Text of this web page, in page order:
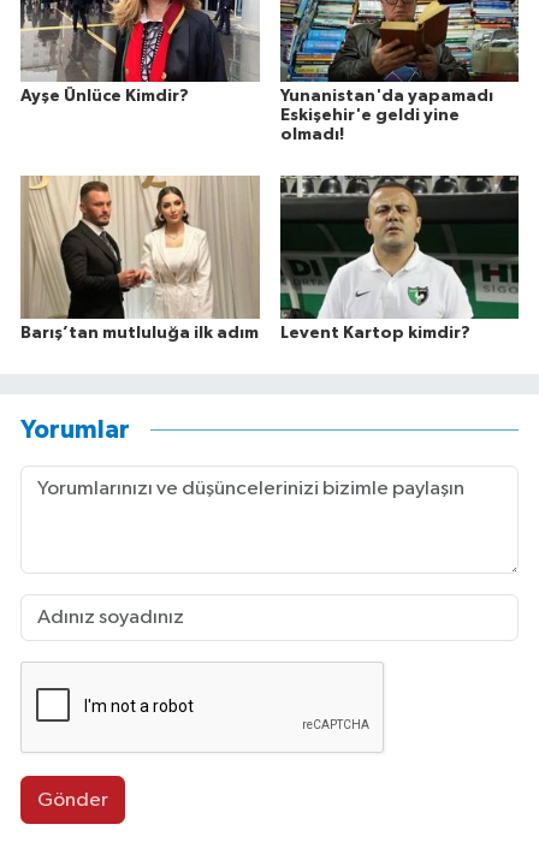
Ayşe Ünlüce Kimdir?
Yunanistan'da yapamadı
Eskişehir'e geldi yine
olmadı!
Barış’tan mutluluğa ilk adım Levent Kartop kimdir?
Yorumlar
Gönder